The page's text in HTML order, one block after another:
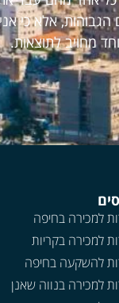
אלא כי
מחויב לתוצאות.
למכירה בחיפה
למכירה בקריות
להשקעה בחיפה
למכירה בנווה שאנן